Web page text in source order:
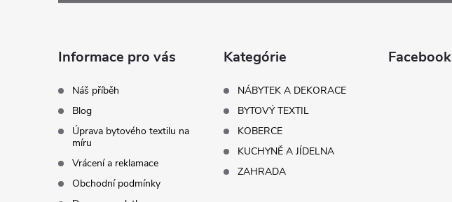
Informace pro vás
Náš příběh
Blog
Úprava bytového textilu na
míru
Vrácení a reklamace
Obchodní podmínky
Kategórie
NÁBYTEK A DEKORACE
BYTOVÝ TEXTIL
KOBERCE
KUCHYNĚ A JÍDELNA
ZAHRADA
Facebook